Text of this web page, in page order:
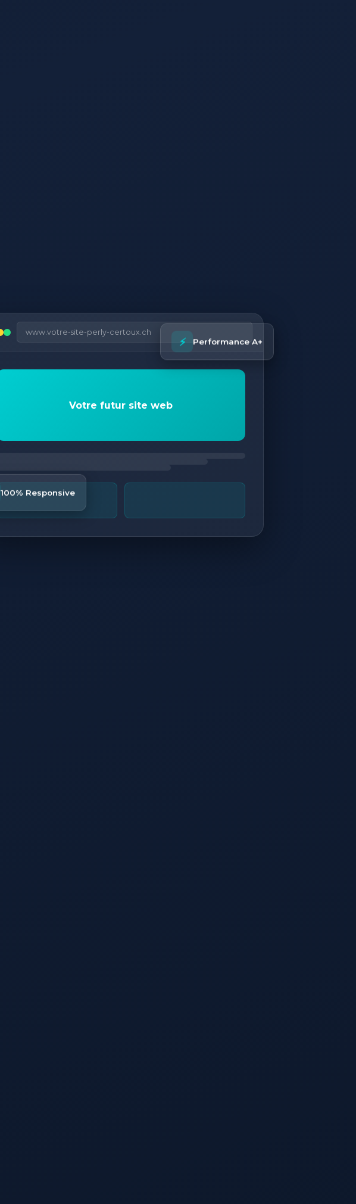
www.votre-site-perly-certoux.ch
Votre futur site web
⚡ Performance A+
100% Responsive